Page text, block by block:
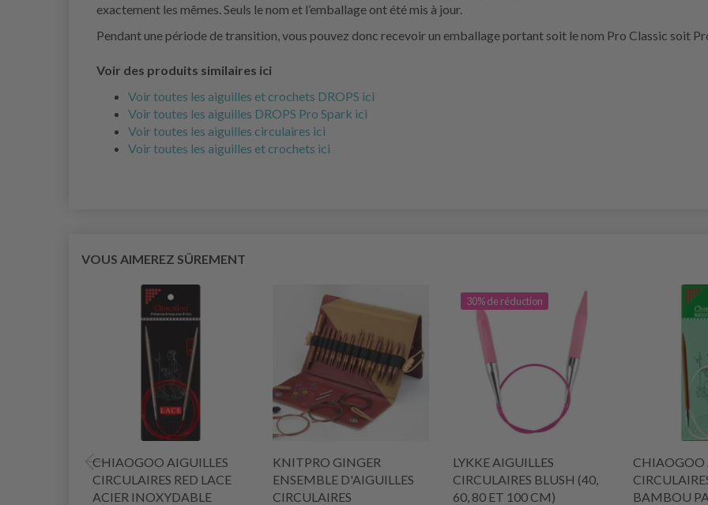
exactement les mêmes. Seuls le nom et l’emballage ont été mis à jour.
Pendant une période de transition, vous pouvez donc recevoir un emballage portant soit le nom Pro Classic soit
Voir des produits similaires ici
Voir toutes les aiguilles et crochets DROPS ici
Voir toutes les aiguilles DROPS Pro Spark ici
Voir toutes les aiguilles circulaires ici
Voir toutes les aiguilles et crochets ici
VOUS AIMEREZ SÛREMENT
CHIAOGOO AIGUILLES
CIRCULAIRES RED LACE
ACIER INOXYDABLE
KNITPRO GINGER
ENSEMBLE D'AIGUILLES
CIRCULAIRES
30% de réduction
LYKKE AIGUILLES
CIRCULAIRES BLUSH (40,
60, 80 ET 100 CM)
CHIAOGOO
BAMBOU